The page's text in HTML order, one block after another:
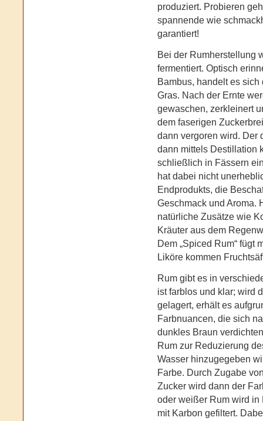
produziert. Probieren
spannende wie
garantiert!
Bei der Rumherstellung
fermentiert. Optisch
Bambus, handelt es
Gras. Nach der Ernte
gewaschen, zerkleinert
dem faserigen
dann vergoren wird. Der
dann mittels Destillation
schließlich in Fässern
hat dabei nicht
Endprodukts, die
Geschmack und Aroma.
natürliche Zusätze wie
Kräuter aus dem
Dem „Spiced Rum“ fügt
Liköre kommen
Rum gibt es in
ist farblos und klar; wird
gelagert, erhält es
Farbnuancen, die sich
dunkles Braun
Rum zur Reduzierung
Wasser hinzugegeben
Farbe. Durch Zugabe
Zucker wird dann der
oder weißer Rum wird in
mit Karbon gefiltert.